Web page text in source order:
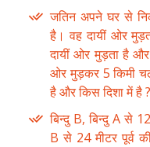
जतिन अपने घर से
है। वह दायीं ओर
दायीं ओर मुड़ता है
ओर मुड़कर 5 किमी
है और किस दिशा में है ?
बिन्दु B, बिन्दु A से
B से 24 मीटर पूर्व